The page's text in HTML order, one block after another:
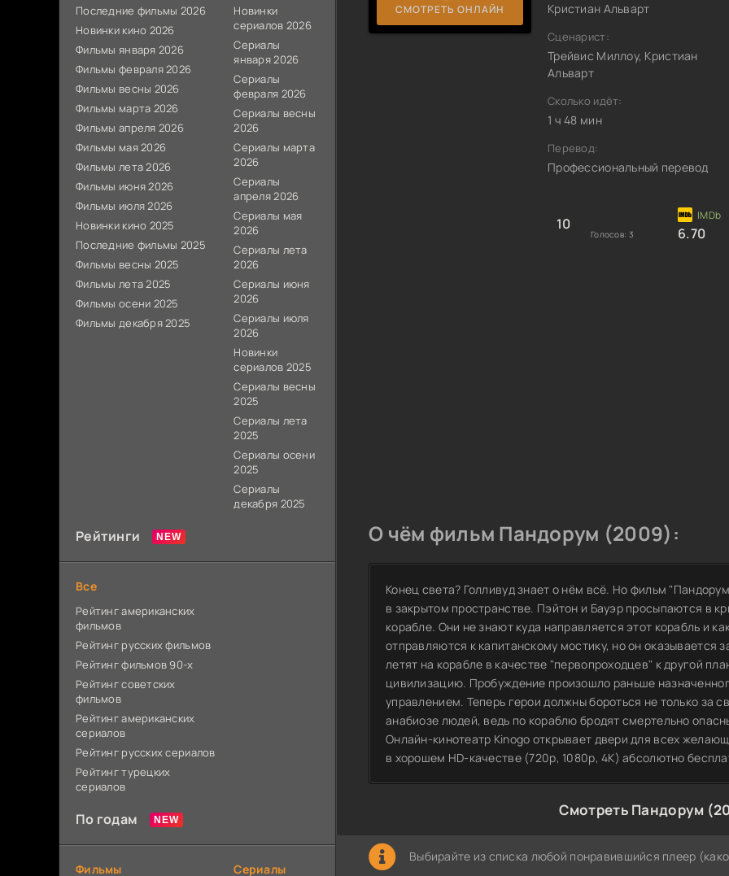
СМОТРЕТЬ ОНЛАЙН Кристиан Альварт
Сценарист:
Трейвис Миллоу, Кристиан
Альварт
Сколько идёт:
1 ч 48 мин
Перевод:
Профессиональный перевод
10
Голосов: 3 6.70
О чём фильм Пандорум (2009):
Конец света? Голливуд знает о нём всё. Но фильм
в закрытом пространстве. Пэйтон и Бауэр просыпаются в
корабле. Они не знают куда направляется этот корабль и
отправляются к капитанскому мостику, но он оказывается
летят на корабле в качестве "первопроходцев" к другой
цивилизацию. Пробуждение произошло раньше
управлением. Теперь герои должны бороться не только за
анабиозе людей, ведь по кораблю бродят смертельно
Онлайн-кинотеатр Kinogo открывает двери для всех
в хорошем HD-качестве (720p, 1080p, 4K) абсолютно
Смотреть Пандорум
Выбирайте из списка любой понравившийся плеер
Последние фильмы 2026
Новинки кино 2026
Фильмы января 2026
Фильмы февраля 2026
Фильмы весны 2026
Фильмы марта 2026
Фильмы апреля 2026
Фильмы мая 2026
Фильмы лета 2026
Фильмы июня 2026
Фильмы июля 2026
Новинки кино 2025
Последние фильмы 2025
Фильмы весны 2025
Фильмы лета 2025
Фильмы осени 2025
Фильмы декабря 2025
Новинки
сериалов 2026
Сериалы
января 2026
Сериалы
февраля 2026
Сериалы весны
2026
Сериалы марта
2026
Сериалы
апреля 2026
Сериалы мая
2026
Сериалы лета
2026
Сериалы июня
2026
Сериалы июля
2026
Новинки
сериалов 2025
Сериалы весны
2025
Сериалы лета
2025
Сериалы осени
2025
Сериалы
декабря 2025
Рейтинги
Все
Рейтинг американских
фильмов
Рейтинг русских фильмов
Рейтинг фильмов 90-х
Рейтинг советских
фильмов
Рейтинг американских
сериалов
Рейтинг русских сериалов
Рейтинг турецких
сериалов
По годам
Фильмы Сериалы